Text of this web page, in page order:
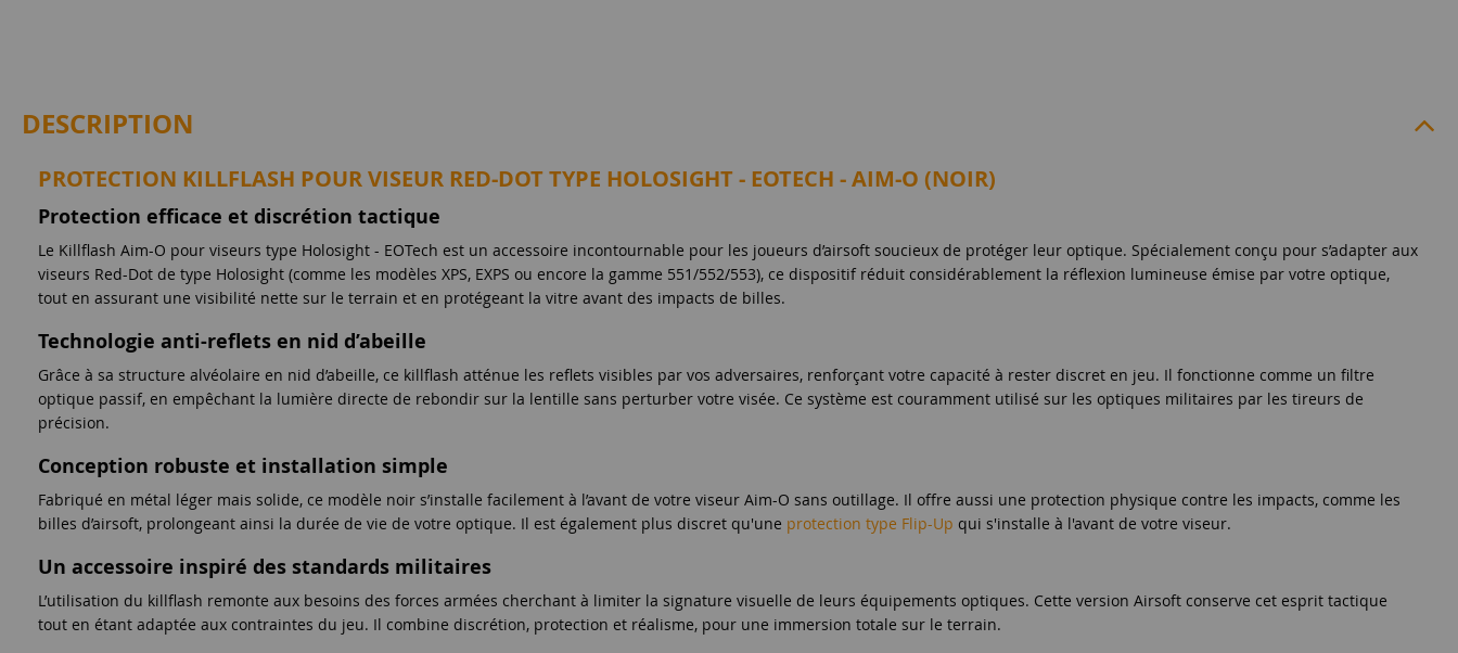
DESCRIPTION
PROTECTION KILLFLASH POUR VISEUR RED-DOT TYPE HOLOSIGHT - EOTECH - AIM-O (NOIR)
Protection efficace et discrétion tactique
Le Killflash Aim-O pour viseurs type Holosight - EOTech est un accessoire incontournable pour les joueurs d’airsoft soucieux de protéger leur optique. Spécialement conçu pour s’adapter aux
viseurs Red-Dot de type Holosight (comme les modèles XPS, EXPS ou encore la gamme 551/552/553), ce dispositif réduit considérablement la réflexion lumineuse émise par votre optique,
tout en assurant une visibilité nette sur le terrain et en protégeant la vitre avant des impacts de billes.
Technologie anti-reflets en nid d’abeille
Grâce à sa structure alvéolaire en nid d’abeille, ce killflash atténue les reflets visibles par vos adversaires, renforçant votre capacité à rester discret en jeu. Il fonctionne comme un filtre
optique passif, en empêchant la lumière directe de rebondir sur la lentille sans perturber votre visée. Ce système est couramment utilisé sur les optiques militaires par les tireurs de
précision.
Conception robuste et installation simple
Fabriqué en métal léger mais solide, ce modèle noir s’installe facilement à l’avant de votre viseur Aim-O sans outillage. Il offre aussi une protection physique contre les impacts, comme les
billes d’airsoft, prolongeant ainsi la durée de vie de votre optique. Il est également plus discret qu'une protection type Flip-Up qui s'installe à l'avant de votre viseur.
Un accessoire inspiré des standards militaires
L’utilisation du killflash remonte aux besoins des forces armées cherchant à limiter la signature visuelle de leurs équipements optiques. Cette version Airsoft conserve cet esprit tactique
tout en étant adaptée aux contraintes du jeu. Il combine discrétion, protection et réalisme, pour une immersion totale sur le terrain.